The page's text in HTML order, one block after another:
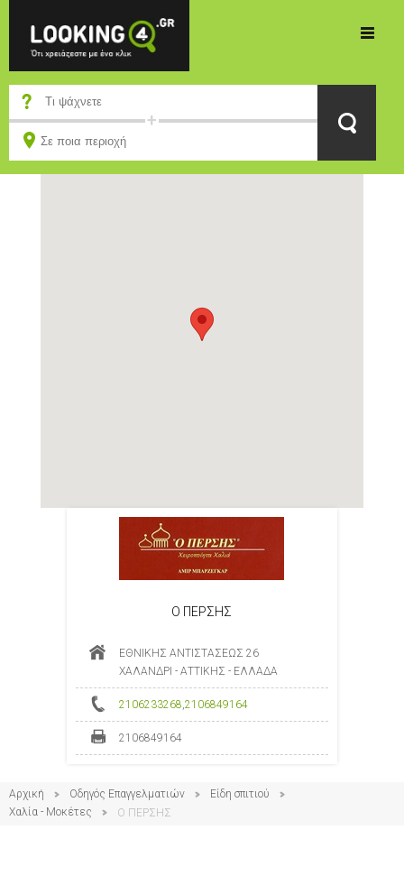
Ο ΠΕΡΣΗΣ
ΕΘΝΙΚΗΣ ΑΝΤΙΣΤΑΣΕΩΣ 26
ΧΑΛΑΝΔΡΙ - ΑΤΤΙΚΗΣ - ΕΛΛΑΔΑ
2106233268,2106849164
2106849164
Αρχική Οδηγός Επαγγελματιών
Είδη σπιτιού
Χαλία - Μοκέτες
Ο ΠΕΡΣΗΣ